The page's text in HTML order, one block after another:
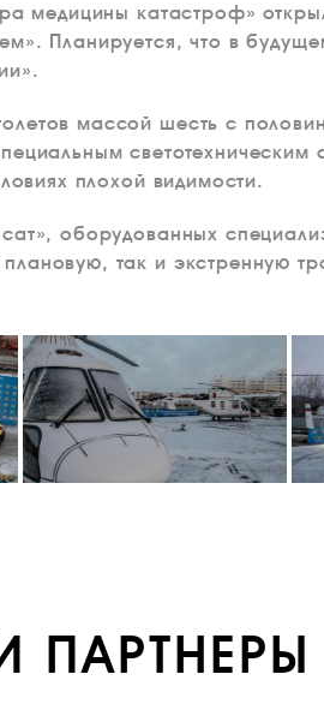
медицины катастроф»
Планируется, что в
массой шесть с
светотехническим
плохой видимости.
оборудованных
так и экстренную
ПАРТНЕРЫ